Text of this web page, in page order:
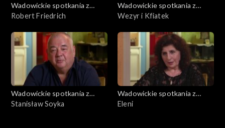
Wadowickie spotkania z
Janem Pawłem II
Robert Friedrich
Wadowickie spotkania z
Janem Pawłem II
Wezyr i Kfiatek
Wadowickie spotkania z
Janem Pawłem II
Stanisław Soyka
Wadowickie spotkania z
Janem Pawłem II
Eleni